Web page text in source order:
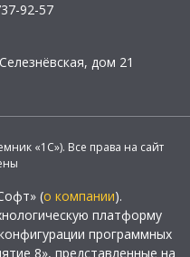
92-57
дом 21
«1С»). Все права на сайт
(о компании).
платформу
программных
8», представленные на